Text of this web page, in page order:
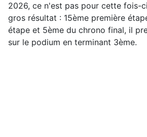
2026, ce n'est pas pour cette fois-
gros résultat : 15ème première
étape et 5ème du chrono final, il
sur le podium en terminant 3ème.